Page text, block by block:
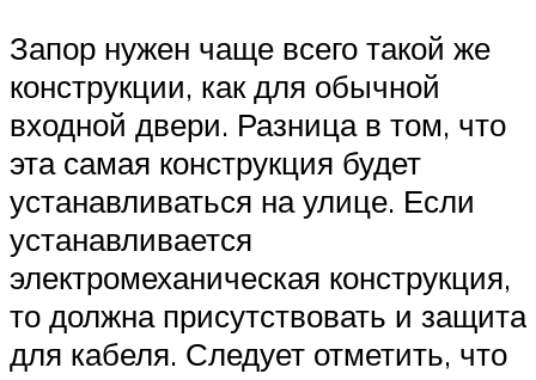
Запор нужен чаще всего такой же
конструкции, как для обычной
входной двери. Разница в том, что
эта самая конструкция будет
устанавливаться на улице. Если
устанавливается
электромеханическая конструкция,
то должна присутствовать и защита
для кабеля. Следует отметить, что